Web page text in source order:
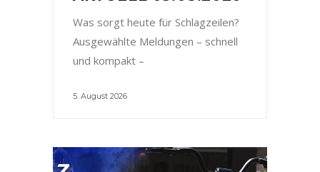
Was sorgt heute für Schlagzeilen?
Ausgewählte Meldungen – schnell
und kompakt –
5. August 2026